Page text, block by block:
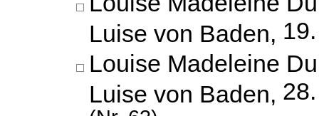
Luise von Baden,
Louise Madeleine
Luise von Baden,